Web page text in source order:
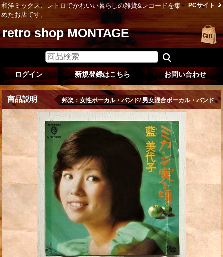
和洋ミックス、レトロでかわいい暮らしの雑貨&レコードを集
めたお店です。
PCサイト
retro shop MONTAGE
ログイン 新規登録はこちら お問い合わせ
商品説明 邦楽：女性ボーカル・バンド/ 男女混合ボーカル・バンド